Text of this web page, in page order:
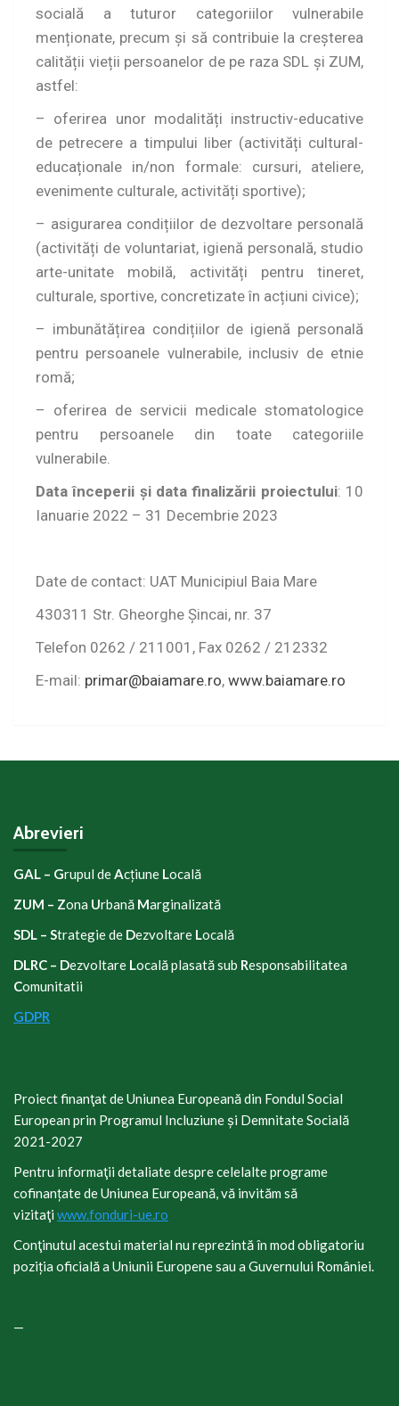
socială a tuturor categoriilor vulnerabile
menționate, precum și să contribuie la creșterea
calității vieții persoanelor de pe raza SDL și ZUM,
astfel:
– oferirea unor modalități instructiv-educative
de petrecere a timpului liber (activități cultural-
educaționale in/non formale: cursuri, ateliere,
evenimente culturale, activități sportive);
– asigurarea condițiilor de dezvoltare personală
(activități de voluntariat, igienă personală, studio
arte-unitate mobilă, activități pentru tineret,
culturale, sportive, concretizate în acțiuni civice);
– imbunătățirea condițiilor de igienă personală
pentru persoanele vulnerabile, inclusiv de etnie
romă;
– oferirea de servicii medicale stomatologice
pentru persoanele din toate categoriile
vulnerabile.
Data începerii și data finalizării proiectului: 10
Ianuarie 2022 – 31 Decembrie 2023
Date de contact: UAT Municipiul Baia Mare
430311 Str. Gheorghe Șincai, nr. 37
Telefon 0262 / 211001, Fax 0262 / 212332
E-mail: primar@baiamare.ro, www.baiamare.ro
Abrevieri
GAL – Grupul deAcțiune Locală
ZUM – Zona Urbană Marginalizată
SDL – Strategie de Dezvoltare Locală
DLRC – Dezvoltare Locală plasată sub Responsabilitatea
Comunitatii
GDPR
Proiect finanţat de Uniunea Europeană din Fondul Social
European prin Programul Incluziune și Demnitate Socială
2021-2027
Pentru informaţii detaliate despre celelalte programe
cofinanțate de Uniunea Europeană, vă invităm să
vizitaţi www.fonduri-ue.ro
Conţinutul acestui material nu reprezintă în mod obligatoriu
poziția oficială a Uniunii Europene sau a Guvernului României.
—